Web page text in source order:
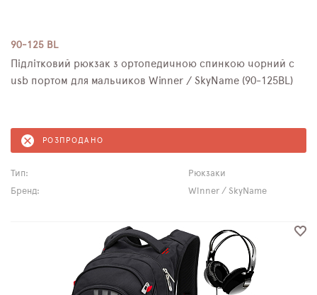
90-125 BL
Підлітковий рюкзак з ортопедичною спинкою чорний с
usb портом для мальчиков Winner / SkyName (90-125BL)
РОЗПРОДАНО
Тип:
Рюкзаки
Бренд:
Winner / SkyName